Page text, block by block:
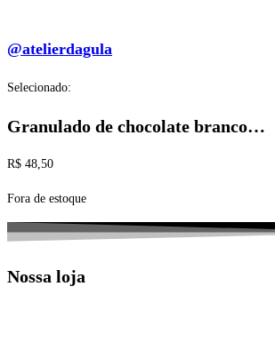
@atelierdagula
Selecionado:
Granulado de chocolate branco…
R$ 48,50
Fora de estoque
Nossa loja